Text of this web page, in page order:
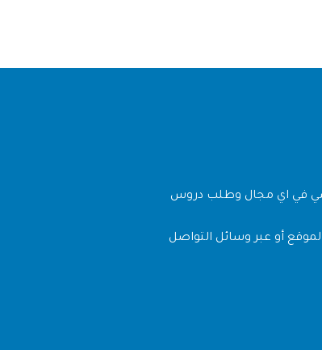
في اي مجال وطلب دروس
أو عبر وسائل التواصل